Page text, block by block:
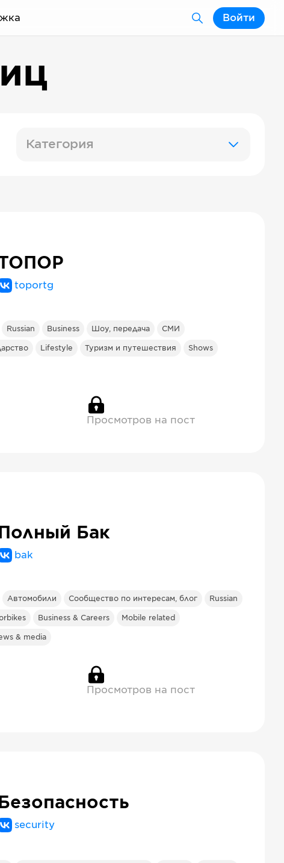
Войти
Категория
toportg
Russian Business Шоу, передача СМИ
Lifestyle Туризм и путешествия Shows
Просмотров на пост
Полный Бак
bak
Автомобили Сообщество по интересам, блог Russian
Business & Careers Mobile related
& media
Просмотров на пост
Безопасность
security